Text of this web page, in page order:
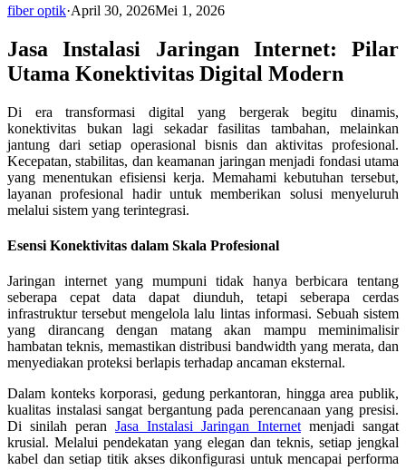
fiber optik·April 30, 2026Mei 1, 2026
Jasa Instalasi Jaringan Internet: Pilar
Utama Konektivitas Digital Modern
Di era transformasi digital yang bergerak begitu dinamis,
konektivitas bukan lagi sekadar fasilitas tambahan, melainkan
jantung dari setiap operasional bisnis dan aktivitas profesional.
Kecepatan, stabilitas, dan keamanan jaringan menjadi fondasi utama
yang menentukan efisiensi kerja. Memahami kebutuhan tersebut,
layanan profesional hadir untuk memberikan solusi menyeluruh
melalui sistem yang terintegrasi.
Esensi Konektivitas dalam Skala Profesional
Jaringan internet yang mumpuni tidak hanya berbicara tentang
seberapa cepat data dapat diunduh, tetapi seberapa cerdas
infrastruktur tersebut mengelola lalu lintas informasi. Sebuah sistem
yang dirancang dengan matang akan mampu meminimalisir
hambatan teknis, memastikan distribusi bandwidth yang merata, dan
menyediakan proteksi berlapis terhadap ancaman eksternal.
Dalam konteks korporasi, gedung perkantoran, hingga area publik,
kualitas instalasi sangat bergantung pada perencanaan yang presisi.
Di sinilah peran Jasa Instalasi Jaringan Internet menjadi sangat
krusial. Melalui pendekatan yang elegan dan teknis, setiap jengkal
kabel dan setiap titik akses dikonfigurasi untuk mencapai performa